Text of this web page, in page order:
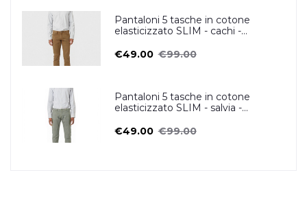
Pantaloni 5 tasche in cotone
elasticizzato SLIM - cachi -
€49.00 €99.00
Pantaloni 5 tasche in cotone
elasticizzato SLIM - salvia -
€49.00 €99.00